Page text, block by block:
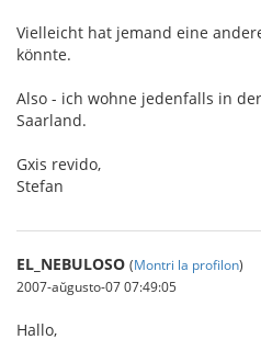
Vielleicht hat jemand eine
könnte.
Also - ich wohne jedenfalls in
Saarland.
Gxis revido,
Stefan
EL_NEBULOSO (Montri la profilon)
2007-aŭgusto-07 07:49:05
Hallo,